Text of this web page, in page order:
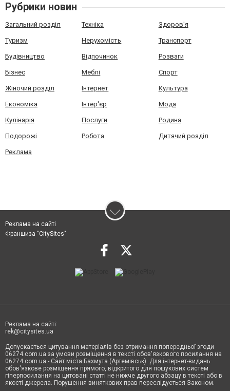
Рубрики новин
Загальний розділ Техніка Здоров'я
Туризм Нерухомість Транспорт
Будівництво Відпочинок Розваги
Бізнес Меблі Спорт
Жіночий розділ Інтернет Культура
Економіка Інтер'єр Мода
Кулінарія Послуги Родина
Подорожі Робота Дитячий розділ
Реклама
Реклама на сайті
Франшиза "CitySites"
Реклама на сайті:
rek@citysites.ua
Допускається цитування матеріалів без отримання попередньої згоди
06274.com.ua за умови розміщення в тексті обов'язкового посилання на
06274.com.ua - Сайт міста Бахмута (Артемівськ). Для інтернет-видань
обов'язкове розміщення прямого, відкритого для пошукових систем
гіперпосилання на цитовані статті не нижче другого абзацу в тексті або в
якості джерела. Порушення виняткових прав переслідується Законом.